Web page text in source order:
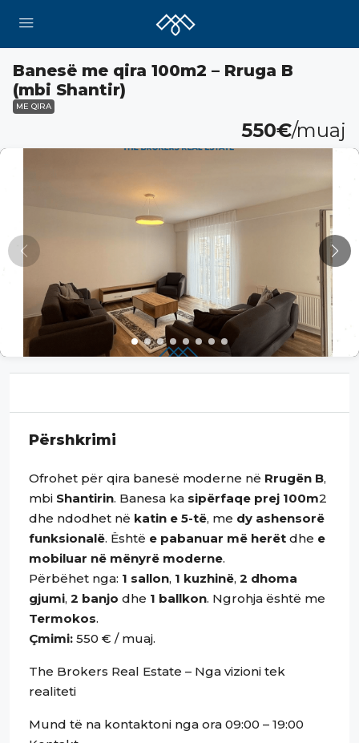
Banesë me qira 100m2 – Rruga B
(mbi Shantir)
ME QIRA
550€/muaj
Përshkrimi
Ofrohet për qira banesë moderne në Rrugën B,
mbi Shantirin. Banesa ka sipërfaqe prej 100m2
dhe ndodhet në katin e 5-të, me dy ashensorë
funksionalë. Është e pabanuar më herët dhe e
mobiluar në mënyrë moderne.
Përbëhet nga: 1 sallon, 1 kuzhinë, 2 dhoma
gjumi, 2 banjo dhe 1 ballkon. Ngrohja është me
Termokos.
Çmimi: 550 € / muaj.
The Brokers Real Estate – Nga vizioni tek
realiteti
Mund të na kontaktoni nga ora 09:00 – 19:00